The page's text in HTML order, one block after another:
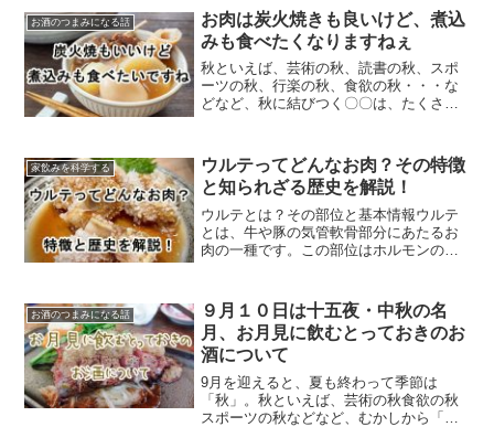
目や香りも、それぞれに特徴的な違いが
ありますが、同じアルコール類でもあり
ます。そんな多種多様な世界中のお酒
も、大別すると２つに分けることが出来
るんです、というのが今回のテーマ。
お酒のつまみになる話
お肉は炭火焼きも良いけど、煮込
みも食べたくなりますねぇ
秋といえば、芸術の秋、読書の秋、スポ
ーツの秋、行楽の秋、食欲の秋・・・な
どなど、秋に結びつく〇〇は、たくさん
の出は遅くなり、日没は早くなる、アウ
トドアで大好きなお肉料理といえば
BBQ、炭火焼きがメインだったのに、近
頃は、お肉を煮込んだ温かい料理が恋し
くなります。
家飲みを科学する
ウルテってどんなお肉？その特徴
と知られざる歴史を解説！
ウルテとは？その部位と基本情報ウルテ
とは、牛や豚の気管軟骨部分にあたるお
肉の一種です。この部位はホルモンの中
やホルモン焼きの一品として提供される
際、その独特な歯ごたえと淡白な味わい
が特徴です。特に脂質が少なく、クセの
ない風味のため、ホルモン独特の香りが
苦手な方にも受け入れられやすいグルメ
な部位です
お酒のつまみになる話
９月１０日は十五夜・中秋の名
月、お月見に飲むとっておきのお
酒について
9月を迎えると、夏も終わって季節は
「秋」。秋といえば、芸術の秋食欲の秋
スポーツの秋などなど、むかしから「〇